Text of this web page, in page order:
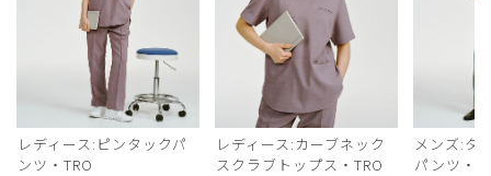
レディース:ピンタックパ
ンツ・TRO
レディース:カーブネック
スクラブトップス・TRO
メンズ:タ
パンツ・